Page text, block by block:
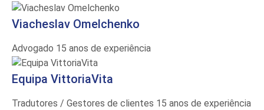
Vіacheslav Omelchenko
Advogado 15 anos de experiência
Equipa VittoriaVita
Tradutores / Gestores de clientes 15 anos de experiência